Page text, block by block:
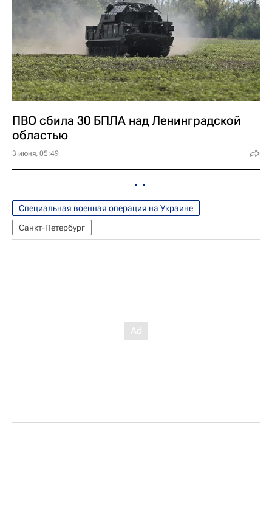
ПВО сбила 30 БПЛА над Ленинградской
областью
3 июня, 05:49
Специальная военная операция на Украине
Санкт-Петербург